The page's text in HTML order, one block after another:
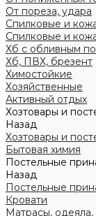
От пореза, удара
Спилковые и
Спилковые и
Хб с обливным
Хб, ПВХ, брезент
Химостойкие
Хозяйственные
Активный отдых
Хозтовары и
Назад
Хозтовары и
Бытовая химия
Постельные
Назад
Постельные
Кровати
Матрасы,